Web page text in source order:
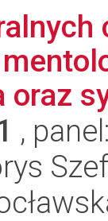
oraz
,